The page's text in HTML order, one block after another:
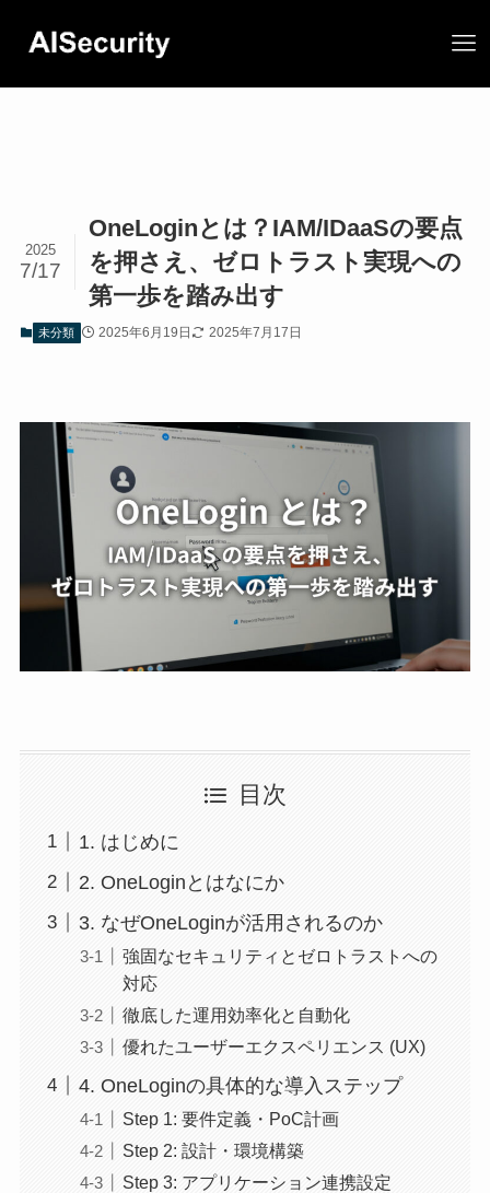
OneLoginとは？IAM/IDaaSの要点
を押さえ、ゼロトラスト実現への
第一歩を踏み出す
2025
7/17
未分類 2025年6月19日 2025年7月17日
目次
1. はじめに
2. OneLoginとはなにか
3. なぜOneLoginが活用されるのか
強固なセキュリティとゼロトラストへの
対応
徹底した運用効率化と自動化
優れたユーザーエクスペリエンス (UX)
4. OneLoginの具体的な導入ステップ
Step 1: 要件定義・PoC計画
Step 2: 設計・環境構築
Step 3: アプリケーション連携設定